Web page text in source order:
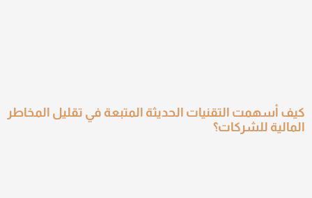
كيف أسهمت التقنيات الحديثة المتبعة في تقليل المخاطر
المالية للشركات؟